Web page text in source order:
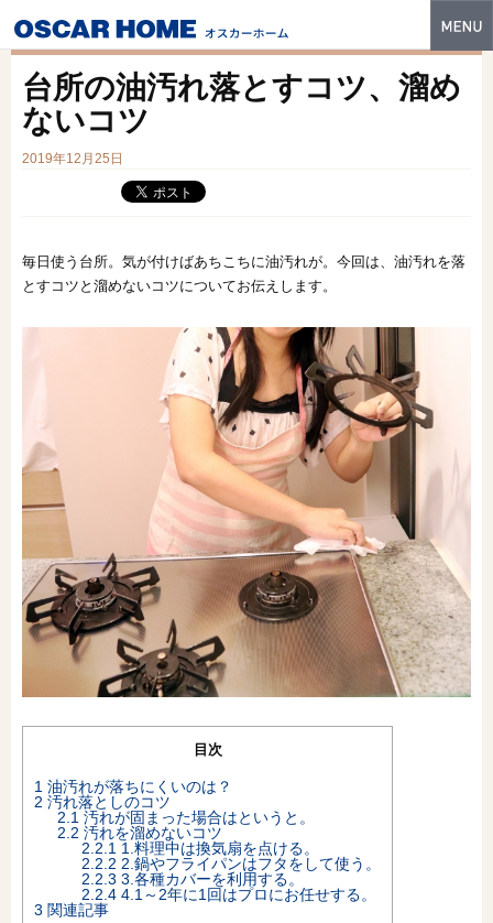
イベント・モデルハウス
建築実例
フォトギャラリー
販売中の物件
スマートセレクト
土地情報
オンライン相談会
台所の油汚れ落とすコツ、溜め
ないコツ
2019年12月25日
毎日使う台所。気が付けばあちこちに油汚れが。今回は、油汚れを落
とすコツと溜めないコツについてお伝えします。
目次
1 油汚れが落ちにくいのは？
2 汚れ落としのコツ
2.1 汚れが固まった場合はというと。
2.2 汚れを溜めないコツ
2.2.1 1.料理中は換気扇を点ける。
2.2.2 2.鍋やフライパンはフタをして使う。
2.2.3 3.各種カバーを利用する。
2.2.44.1～2年に1回はプロにお任せする。
3 関連記事